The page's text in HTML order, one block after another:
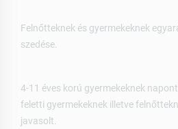
Felnőtteknek és gyermekeknek
szedése.
4-11 éves korú gyermekeknek
feletti gyermekeknek illetve
javasolt.